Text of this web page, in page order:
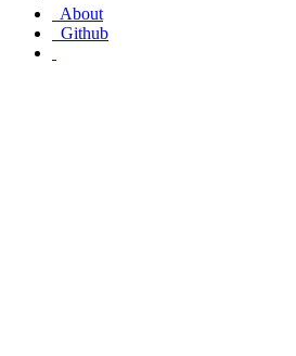
About
Github